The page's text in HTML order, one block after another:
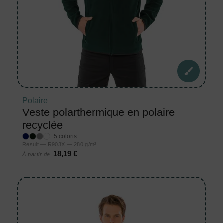
Polaire
Veste polarthermique en polaire
recyclée
+5 coloris
Result — R903X — 280 g/m²
À partir de
18,19 €